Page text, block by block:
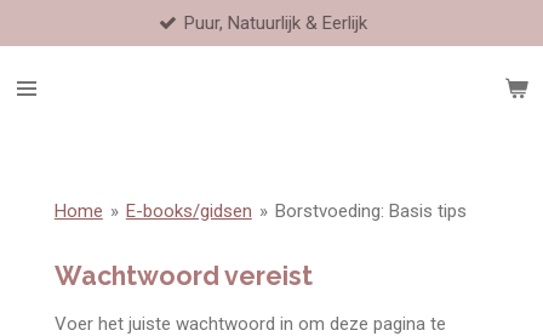
direct
naar
Puur, Natuurlijk & Eerlijk
Home » E-books/gidsen » Borstvoeding: Basis tips
Wachtwoord vereist
Voer het juiste wachtwoord in om deze pagina te